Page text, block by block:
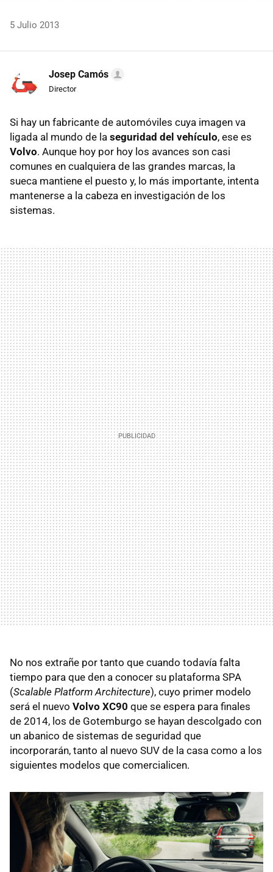
5 Julio 2013
Josep Camós
Director
Si hay un fabricante de automóviles cuya imagen va
ligada al mundo de la seguridad del vehículo, ese es
Volvo. Aunque hoy por hoy los avances son casi
comunes en cualquiera de las grandes marcas, la
sueca mantiene el puesto y, lo más importante, intenta
mantenerse a la cabeza en investigación de los
sistemas.
No nos extrañe por tanto que cuando todavía falta
tiempo para que den a conocer su plataforma SPA
(Scalable Platform Architecture), cuyo primer modelo
será el nuevo Volvo XC90 que se espera para finales
de 2014, los de Gotemburgo se hayan descolgado con
un abanico de sistemas de seguridad que
incorporarán, tanto al nuevo SUV de la casa como a los
siguientes modelos que comercialicen.